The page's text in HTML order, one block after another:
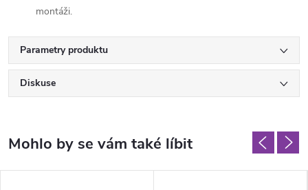
montáži.
Parametry produktu
Diskuse